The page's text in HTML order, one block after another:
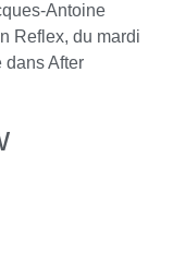
Antoine
Reflex, du mardi
dans After